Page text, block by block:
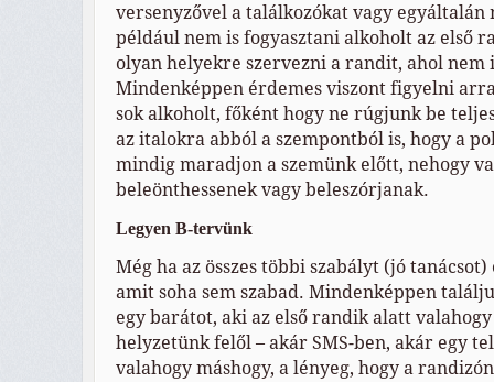
versenyzővel a találkozókat vagy egyáltalán
például nem is fogyasztani alkoholt az első
olyan helyekre szervezni a randit, ahol nem
Mindenképpen érdemes viszont figyelni
sok alkoholt, főként hogy ne rúgjunk be
az italokra abból a szempontból is, hogy a
mindig maradjon a szemünk előtt, nehogy
beleönthessenek vagy beleszórjanak.
Legyen B-tervünk
Még ha az összes többi szabályt (jó
amit soha sem szabad. Mindenképpen
egy barátot, aki az első randik alatt
helyzetünk felől – akár SMS-ben, akár egy
valahogy máshogy, a lényeg, hogy a